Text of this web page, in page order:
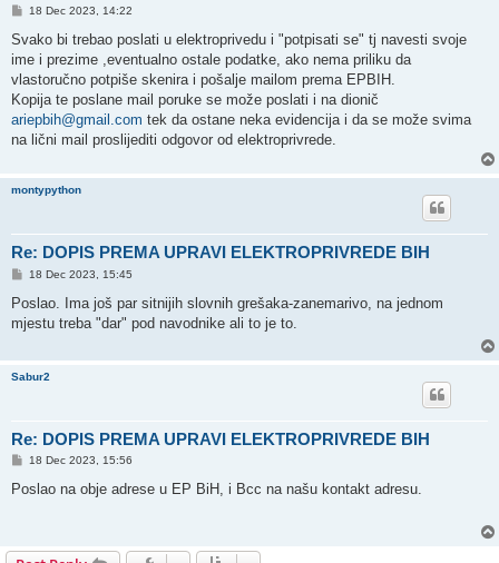
P
s
18 Dec 2023, 14:22
Svako bi trebao poslati u elektroprivedu i "potpisati se" tj navesti svoje
ime i prezime ,eventualno ostale podatke, ako nema priliku da
vlastoručno potpiše skenira i pošalje mailom prema EPBIH.
Kopija te poslane mail poruke se može poslati i na dionič
ariepbih@gmail.com tek da ostane neka evidencija i da se može svima
na lični mail proslijediti odgovor od elektroprivrede.
montypython
Re: DOPIS PREMA UPRAVI ELEKTROPRIVREDE BIH
P
s
18 Dec 2023, 15:45
Poslao. Ima još par sitnijih slovnih grešaka-zanemarivo, na jednom
mjestu treba "dar" pod navodnike ali to je to.
Sabur2
Re: DOPIS PREMA UPRAVI ELEKTROPRIVREDE BIH
P
s
18 Dec 2023, 15:56
Poslao na obje adrese u EP BiH, i Bcc na našu kontakt adresu.